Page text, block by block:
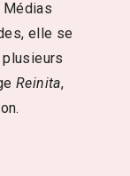
Médias
elle se
Reinita,